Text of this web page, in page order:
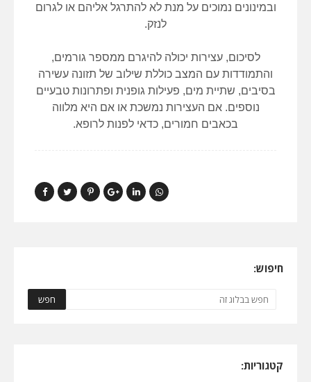
ובמינונים נמוכים על מנת לא להתרגל אליהם או לגרום
לנזק.
לסיכום, עצירות יכולה להיגרם ממספר גורמים,
והתמודדות עם המצב כוללת שילוב של תזונה עשירה
בסיבים, שתיית מים, פעילות גופנית ופתרונות טבעיים
נוספים. אם העצירות נמשכת או אם היא מלווה
בכאבים חמורים, כדאי לפנות לרופא.
חיפוש:
קטגוריות: